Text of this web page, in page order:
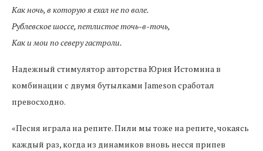
Как ночь, в которую я ехал не по воле.
Рублевское шоссе, петлистое точь-в-точь,
Как и мои по северу гастроли.
Надежный стимулятор авторства Юрия Истомина в
комбинации с двумя бутылками Jameson сработал
превосходно.
«Песня играла на репите. Пили мы тоже на репите, чокаясь
каждый раз, когда из динамиков вновь несся припев